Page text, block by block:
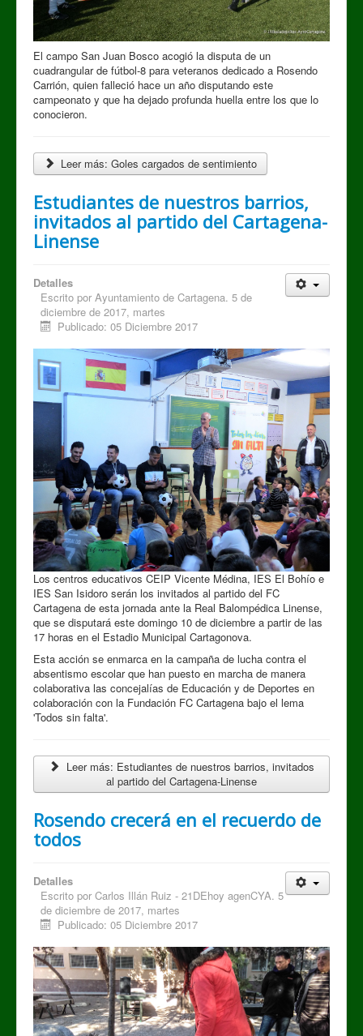
El campo San Juan Bosco acogió la disputa de un
cuadrangular de fútbol-8 para veteranos dedicado a Rosendo
Carrión, quien falleció hace un año disputando este
campeonato y que ha dejado profunda huella entre los que lo
conocieron.
Leer más: Goles cargados de sentimiento
Estudiantes de nuestros barrios,
invitados al partido del Cartagena-
Linense
Detalles
Escrito por Ayuntamiento de Cartagena. 5 de
diciembre de 2017, martes
Publicado: 05 Diciembre 2017
Los centros educativos CEIP Vicente Médina, IES El Bohío e
IES San Isidoro serán los invitados al partido del FC
Cartagena de esta jornada ante la Real Balompédica Linense,
que se disputará este domingo 10 de diciembre a partir de las
17 horas en el Estadio Municipal Cartagonova.
Esta acción se enmarca en la campaña de lucha contra el
absentismo escolar que han puesto en marcha de manera
colaborativa las concejalías de Educación y de Deportes en
colaboración con la Fundación FC Cartagena bajo el lema
'Todos sin falta'.
Leer más: Estudiantes de nuestros barrios, invitados
al partido del Cartagena-Linense
Rosendo crecerá en el recuerdo de
todos
Detalles
Escrito por Carlos Illán Ruiz - 21DEhoy agenCYA. 5
de diciembre de 2017, martes
Publicado: 05 Diciembre 2017